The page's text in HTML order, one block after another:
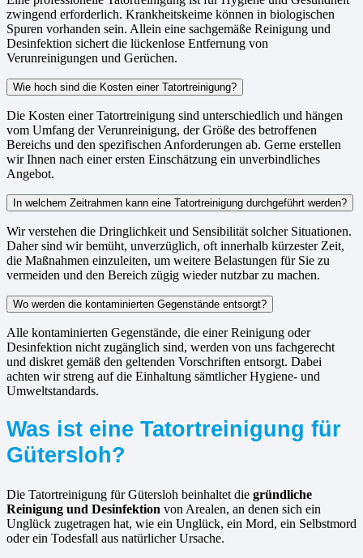
zwingend erforderlich. Krankheitskeime können in biologischen
Spuren vorhanden sein. Allein eine sachgemäße Reinigung und
Desinfektion sichert die lückenlose Entfernung von
Verunreinigungen und Gerüchen.
Wie hoch sind die Kosten einer Tatortreinigung?
Die Kosten einer Tatortreinigung sind unterschiedlich und hängen
vom Umfang der Verunreinigung, der Größe des betroffenen
Bereichs und den spezifischen Anforderungen ab. Gerne erstellen
wir Ihnen nach einer ersten Einschätzung ein unverbindliches
Angebot.
In welchem Zeitrahmen kann eine Tatortreinigung durchgeführt werden?
Wir verstehen die Dringlichkeit und Sensibilität solcher Situationen.
Daher sind wir bemüht, unverzüglich, oft innerhalb kürzester Zeit,
die Maßnahmen einzuleiten, um weitere Belastungen für Sie zu
vermeiden und den Bereich zügig wieder nutzbar zu machen.
Wo werden die kontaminierten Gegenstände entsorgt?
Alle kontaminierten Gegenstände, die einer Reinigung oder
Desinfektion nicht zugänglich sind, werden von uns fachgerecht
und diskret gemäß den geltenden Vorschriften entsorgt. Dabei
achten wir streng auf die Einhaltung sämtlicher Hygiene- und
Umweltstandards.
Was ist eine Tatortreinigung für
Gütersloh?
Die Tatortreinigung für Gütersloh beinhaltet die gründliche
Reinigung und Desinfektion von Arealen, an denen sich ein
Unglück zugetragen hat, wie ein Unglück, ein Mord, ein Selbstmord
oder ein Todesfall aus natürlicher Ursache.